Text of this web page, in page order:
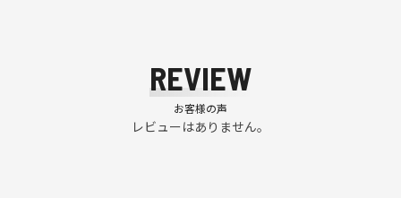
REVIEW
お客様の声
レビューはありません。